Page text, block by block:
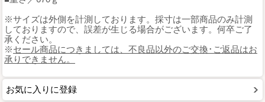
※サイズは外側を計測しております。採寸は一部商品のみ計測
しておりますので、誤差が生じる場合がございます。何卒ご了
承ください。
※セール商品につきましては、不良品以外のご交換･ご返品はお
承りできません。
お気に入りに登録